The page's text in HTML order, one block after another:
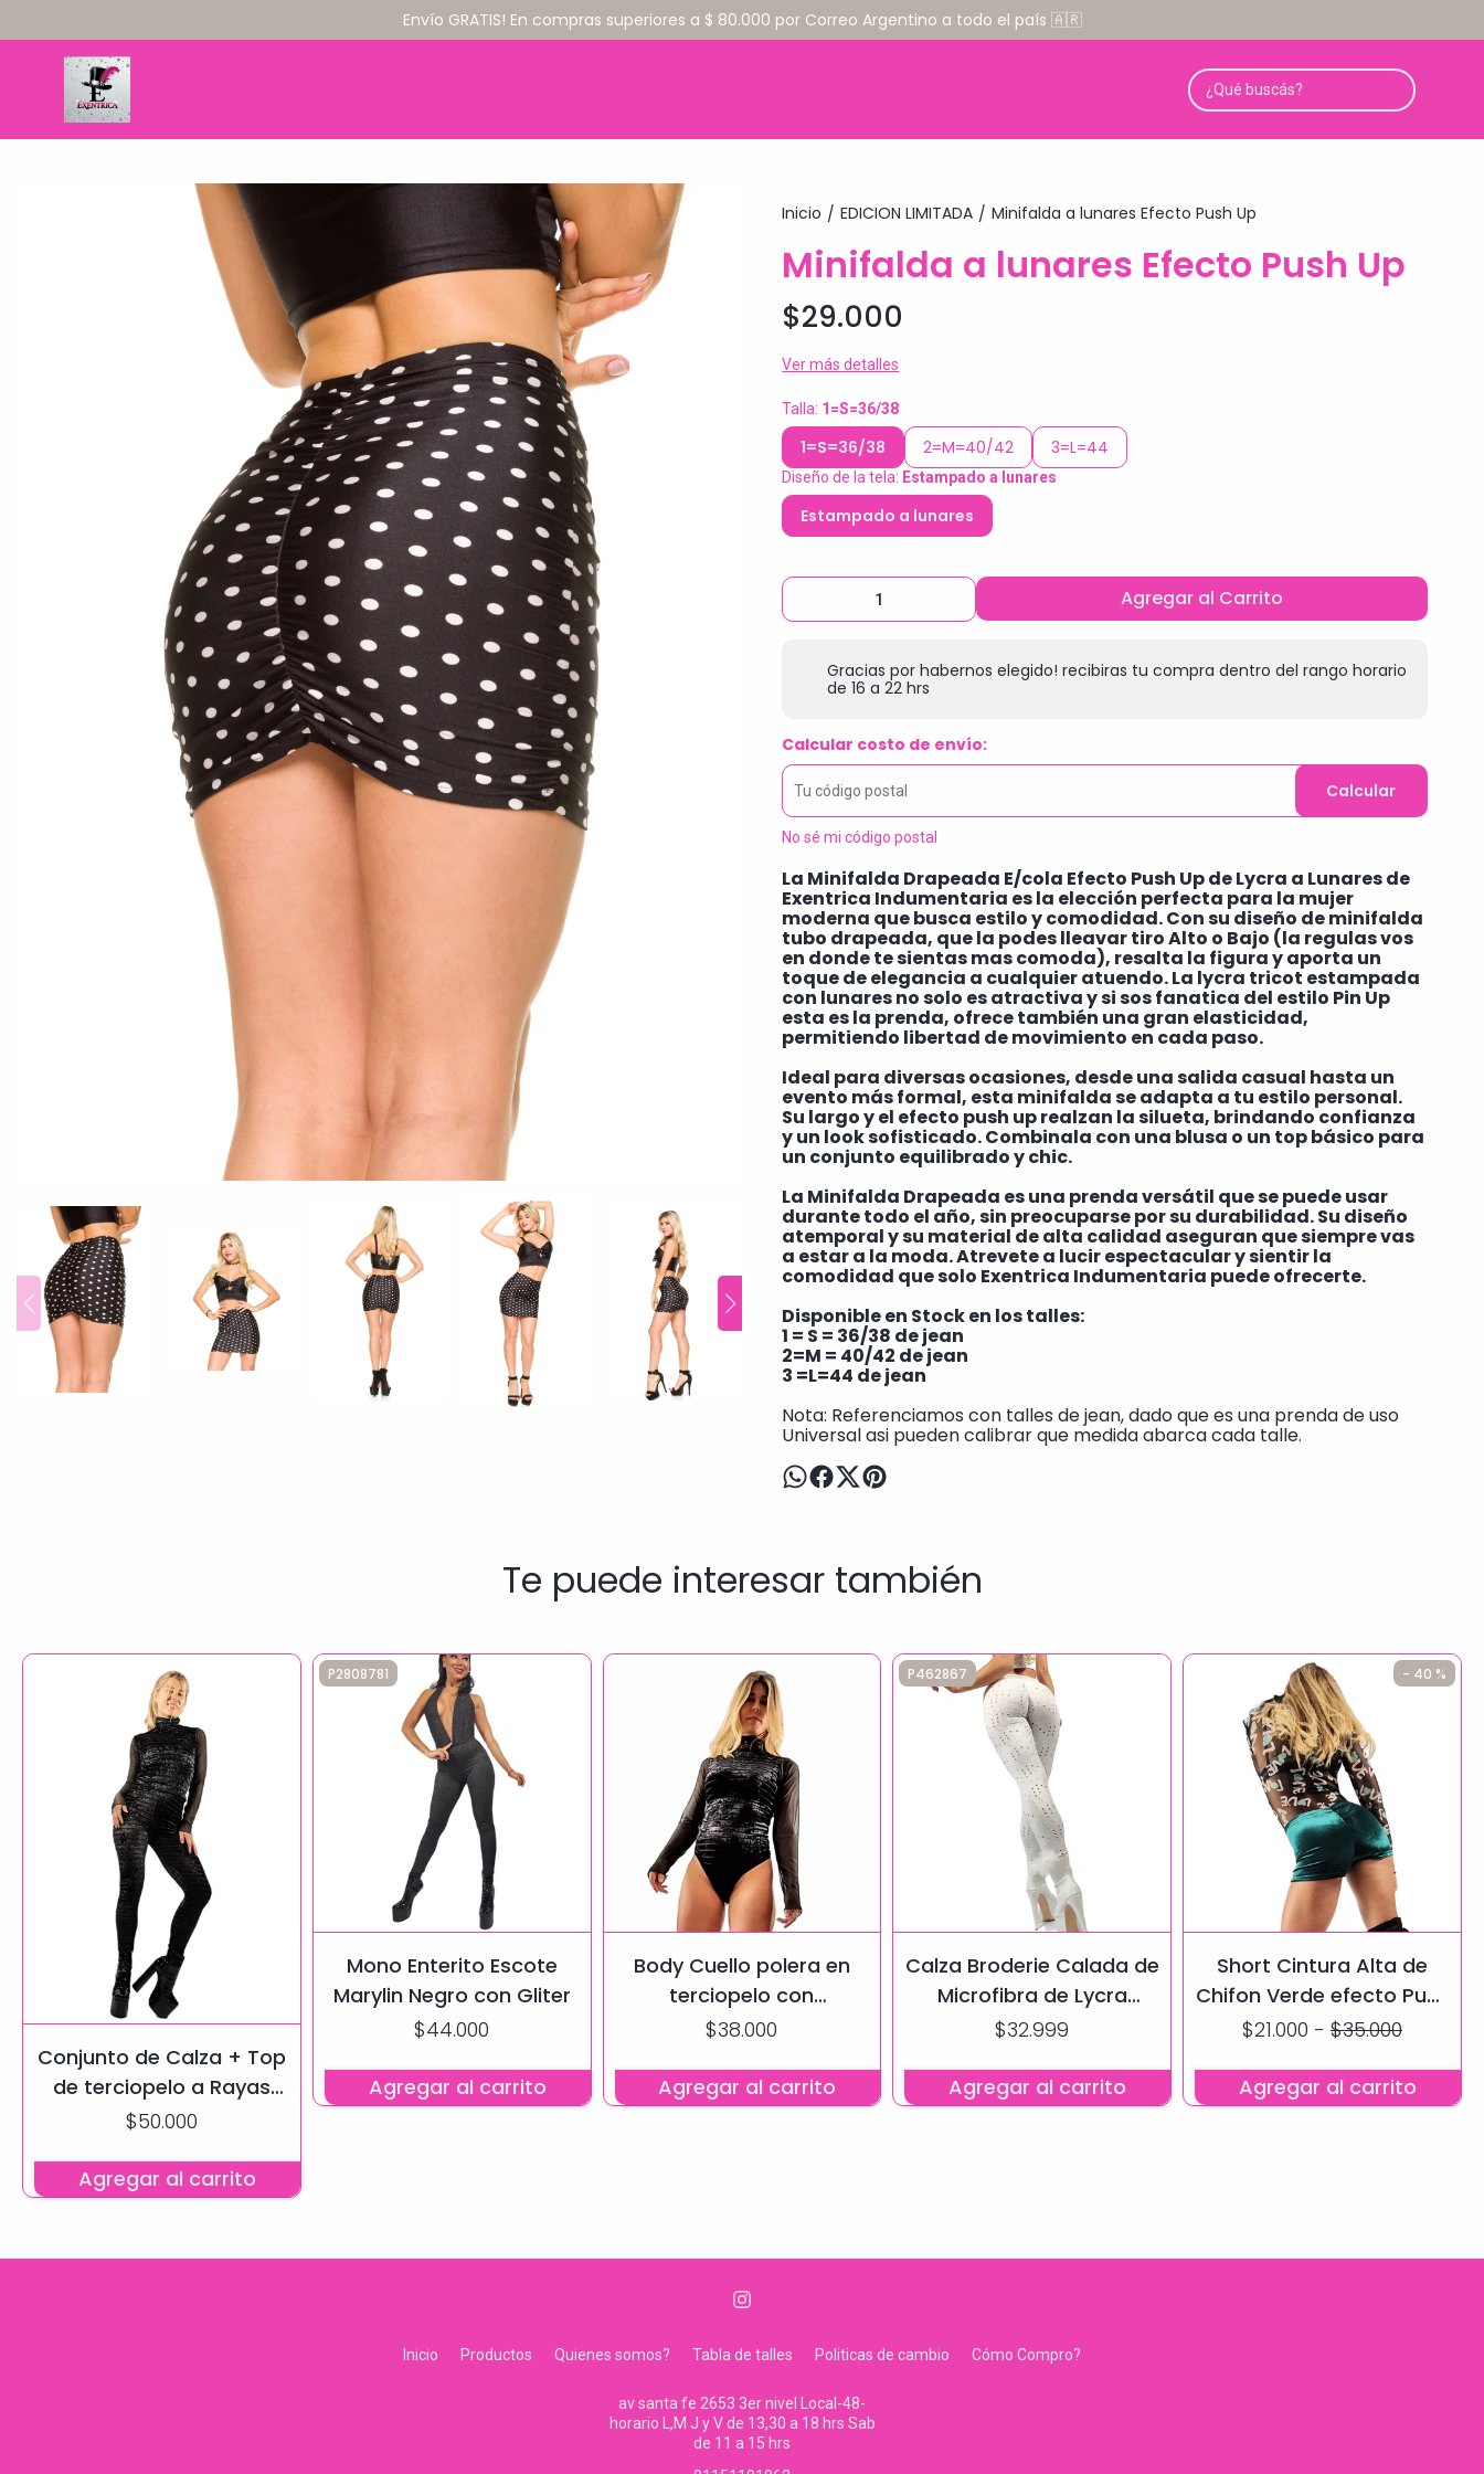
Envío GRATIS! En compras superiores a $ 80.000 por Correo Argentino a todo el país 🇦🇷
Inicio / EDICION LIMITADA / Minifalda a lunares Efecto Push Up
Minifalda a lunares Efecto Push Up
$29.000
Ver más detalles
Talla: 1=S=36/38
1=S=36/38 2=M=40/42 3=L=44
Diseño de la tela: Estampado a lunares
Estampado a lunares
Agregar al Carrito
Gracias por habernos elegido! recibiras tu compra dentro del rango horario
de 16 a 22 hrs
Calcular costo de envío:
Calcular
No sé mi código postal
La Minifalda Drapeada E/cola Efecto Push Up de Lycra a Lunares de
Exentrica Indumentaria es la elección perfecta para la mujer
moderna que busca estilo y comodidad. Con su diseño de minifalda
tubo drapeada, que la podes lleavar tiro Alto o Bajo (la regulas vos
en donde te sientas mas comoda), resalta la figura y aporta un
toque de elegancia a cualquier atuendo. La lycra tricot estampada
con lunares no solo es atractiva y si sos fanatica del estilo Pin Up
esta es la prenda, ofrece también una gran elasticidad,
permitiendo libertad de movimiento en cada paso.
Ideal para diversas ocasiones, desde una salida casual hasta un
evento más formal, esta minifalda se adapta a tu estilo personal.
Su largo y el efecto push up realzan la silueta, brindando confianza
y un look sofisticado. Combinala con una blusa o un top básico para
un conjunto equilibrado y chic.
La Minifalda Drapeada es una prenda versátil que se puede usar
durante todo el año, sin preocuparse por su durabilidad. Su diseño
atemporal y su material de alta calidad aseguran que siempre vas
a estar a la moda. Atrevete a lucir espectacular y sientir la
comodidad que solo Exentrica Indumentaria puede ofrecerte.
Disponible en Stock en los talles:
1 = S = 36/38 de jean
2=M = 40/42 de jean
3 =L=44 de jean
Nota: Referenciamos con talles de jean, dado que es una prenda de uso
Universal asi pueden calibrar que medida abarca cada talle.
Te puede interesar también
Conjunto de Calza + Top
de terciopelo a Rayas
con tul de Lycra
$50.000
Agregar al carrito
P2808781
Mono Enterito Escote
Marylin Negro con Gliter
$44.000
Agregar al carrito
Body Cuello polera en
terciopelo con
transparencias
$38.000
Agregar al carrito
P462867
Calza Broderie Calada de
Microfibra de Lycra
elastizada en 3 colores
$32.999
Agregar al carrito
- 40 %
Short Cintura Alta de
Chifon Verde efecto Push
Up
$21.000 - $35.000
Agregar al carrito
Inicio Productos Quienes somos? Tabla de talles Politicas de cambio Cómo Compro?
av santa fe 2653 3er nivel Local-48-
horario L,M J y V de 13,30 a 18 hrs Sab
de 11 a 15 hrs